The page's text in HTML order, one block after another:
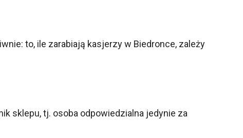
to, ile zarabiają kasjerzy w Biedronce, zależy
sklepu, tj. osoba odpowiedzialna jedynie za